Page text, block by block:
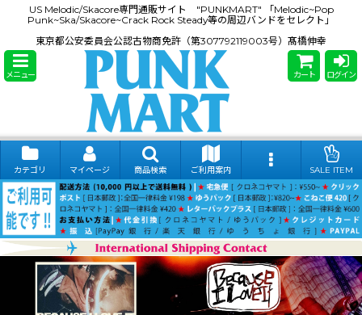
US Melodic/Skacore専門通販サイト "PUNKMART" 「Melodic~Pop
Punk~Ska/Skacore~Crack Rock Steady等の周辺バンドをセレクト」
東京都公安委員会公認古物商免許（第307792119003号）髙橋伸幸
メニュー カート ログイン
カテゴリ マイページ 商品検索 ご利用案内 SALE ITEM